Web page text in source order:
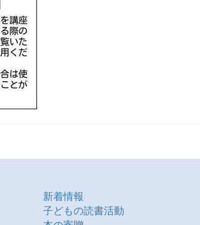
新着情報
子どもの読書活動